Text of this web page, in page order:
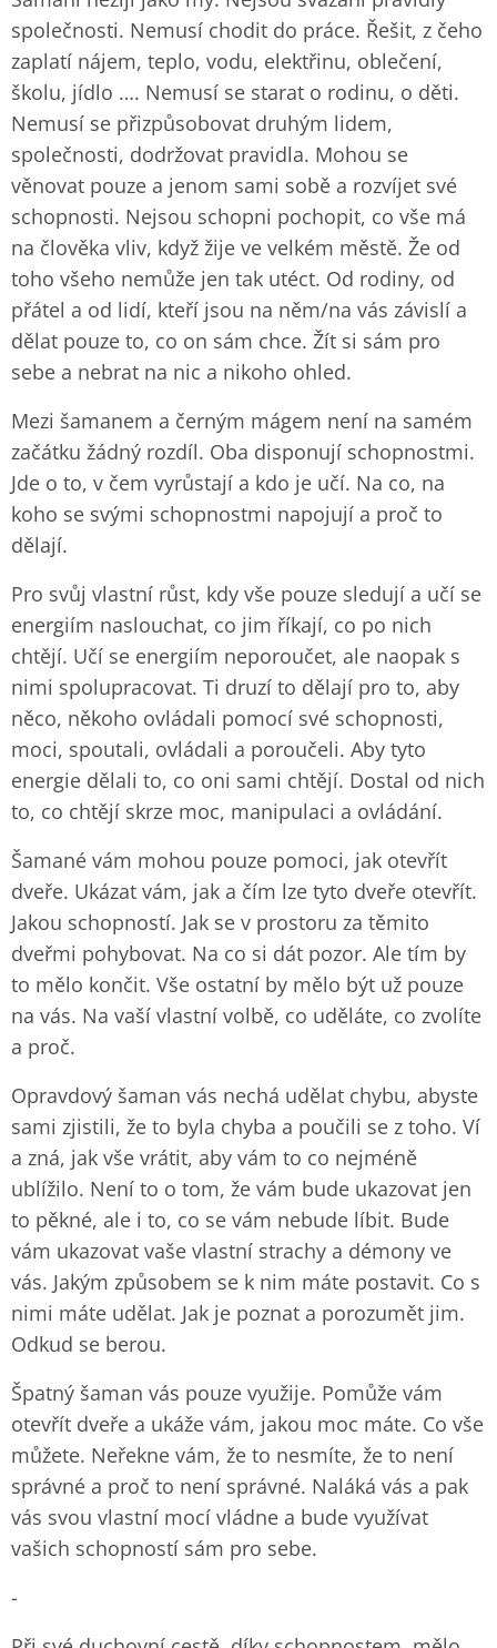
společnosti. Nemusí chodit do práce. Řešit, z čeho
zaplatí nájem, teplo, vodu, elektřinu, oblečení,
školu, jídlo …. Nemusí se starat o rodinu, o děti.
Nemusí se přizpůsobovat druhým lidem,
společnosti, dodržovat pravidla. Mohou se
věnovat pouze a jenom sami sobě a rozvíjet své
schopnosti. Nejsou schopni pochopit, co vše má
na člověka vliv, když žije ve velkém městě. Že od
toho všeho nemůže jen tak utéct. Od rodiny, od
přátel a od lidí, kteří jsou na něm/na vás závislí a
dělat pouze to, co on sám chce. Žít si sám pro
sebe a nebrat na nic a nikoho ohled.
Mezi šamanem a černým mágem není na samém
začátku žádný rozdíl. Oba disponují schopnostmi.
Jde o to, v čem vyrůstají a kdo je učí. Na co, na
koho se svými schopnostmi napojují a proč to
dělají.
Pro svůj vlastní růst, kdy vše pouze sledují a učí se
energiím naslouchat, co jim říkají, co po nich
chtějí. Učí se energiím neporoučet, ale naopak s
nimi spolupracovat. Ti druzí to dělají pro to, aby
něco, někoho ovládali pomocí své schopnosti,
moci, spoutali, ovládali a poroučeli. Aby tyto
energie dělali to, co oni sami chtějí. Dostal od nich
to, co chtějí skrze moc, manipulaci a ovládání.
Šamané vám mohou pouze pomoci, jak otevřít
dveře. Ukázat vám, jak a čím lze tyto dveře otevřít.
Jakou schopností. Jak se v prostoru za těmito
dveřmi pohybovat. Na co si dát pozor. Ale tím by
to mělo končit. Vše ostatní by mělo být už pouze
na vás. Na vaší vlastní volbě, co uděláte, co zvolíte
a proč.
Opravdový šaman vás nechá udělat chybu, abyste
sami zjistili, že to byla chyba a poučili se z toho. Ví
a zná, jak vše vrátit, aby vám to co nejméně
ublížilo. Není to o tom, že vám bude ukazovat jen
to pěkné, ale i to, co se vám nebude líbit. Bude
vám ukazovat vaše vlastní strachy a démony ve
vás. Jakým způsobem se k nim máte postavit. Co s
nimi máte udělat. Jak je poznat a porozumět jim.
Odkud se berou.
Špatný šaman vás pouze využije. Pomůže vám
otevřít dveře a ukáže vám, jakou moc máte. Co vše
můžete. Neřekne vám, že to nesmíte, že to není
správné a proč to není správné. Naláká vás a pak
vás svou vlastní mocí vládne a bude využívat
vašich schopností sám pro sebe.
-